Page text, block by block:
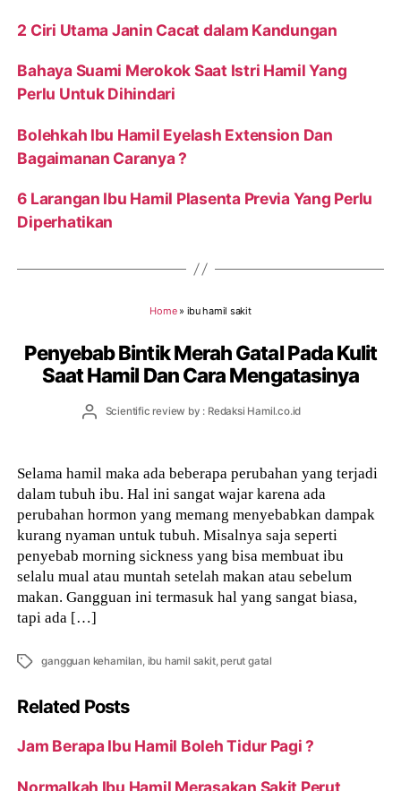
2 Ciri Utama Janin Cacat dalam Kandungan
Bahaya Suami Merokok Saat Istri Hamil Yang
Perlu Untuk Dihindari
Bolehkah Ibu Hamil Eyelash Extension Dan
Bagaimanan Caranya ?
6 Larangan Ibu Hamil Plasenta Previa Yang Perlu
Diperhatikan
Home» ibu hamil sakit
Penyebab Bintik Merah Gatal Pada Kulit
Saat Hamil Dan Cara Mengatasinya
PostScientific review by : Redaksi Hamil.co.id
Selama hamil maka ada beberapa perubahan yang terjadi
dalam tubuh ibu. Hal ini sangat wajar karena ada
perubahan hormon yang memang menyebabkan dampak
kurang nyaman untuk tubuh. Misalnya saja seperti
penyebab morning sickness yang bisa membuat ibu
selalu mual atau muntah setelah makan atau sebelum
makan. Gangguan ini termasuk hal yang sangat biasa,
tapi ada […]
Tags gangguan kehamilan, ibu hamil sakit,perut gatal
Related Posts
Jam Berapa Ibu Hamil Boleh Tidur Pagi ?
Normalkah Ibu Hamil Merasakan Sakit Perut